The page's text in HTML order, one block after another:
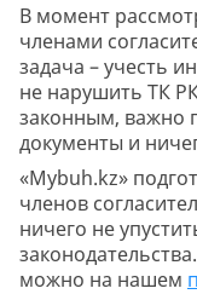
В момент
членами
задача – учесть
не нарушить ТК
законным, важно
документы и
«Mybuh.kz»
членов
ничего не
можно на нашем